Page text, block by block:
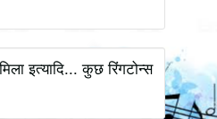
इत्यादि... कुछ रिंगटोन्स